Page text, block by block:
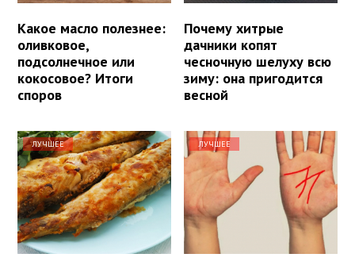
Какое масло полезнее:
оливковое,
подсолнечное или
кокосовое? Итоги
споров
Почему хитрые
дачники копят
чесночную шелуху всю
зиму: она пригодится
весной
ЛУЧШЕЕ ЛУЧШЕЕ